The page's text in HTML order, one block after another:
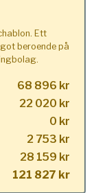
Ett
beroende på
68 896 kr
22 020 kr
0 kr
2 753 kr
28 159 kr
121 827 kr